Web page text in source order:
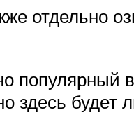
отдельно
популярный
здесь